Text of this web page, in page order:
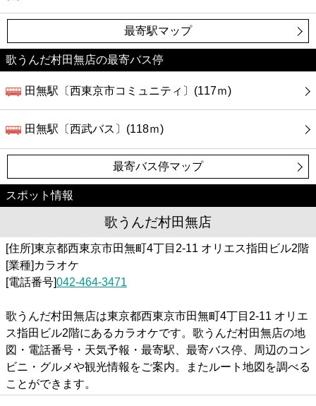
最寄駅マップ
歌うんだ村田無店の最寄バス停
田無駅〔西東京市コミュニティ〕(117ｍ)
田無駅〔西武バス〕(118ｍ)
最寄バス停マップ
スポット情報
歌うんだ村田無店
[住所]東京都西東京市田無町4丁目2-11 オリエス指田ビル2階
[業種]カラオケ
[電話番号]042-464-3471
歌うんだ村田無店は東京都西東京市田無町4丁目2-11 オリエ
ス指田ビル2階にあるカラオケです。歌うんだ村田無店の地
図・電話番号・天気予報・最寄駅、最寄バス停、周辺のコン
ビニ・グルメや観光情報をご案内。またルート地図を調べる
ことができます。